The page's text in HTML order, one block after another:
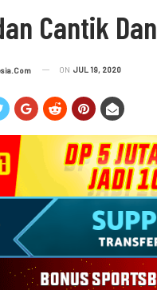
Cantik
ON JUL 19, 2020